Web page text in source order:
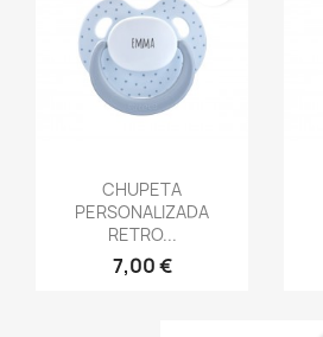
Vista rápida
CHUPETA
PERSONALIZADA
RETRO...
7,00 €